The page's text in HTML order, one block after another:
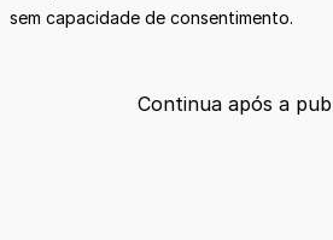
sem capacidade de consentimento.
Continua após a